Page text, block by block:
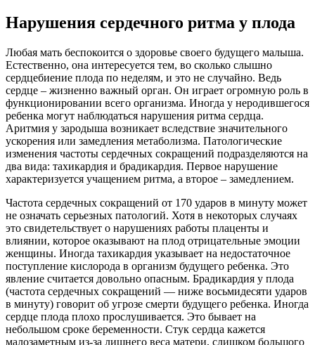
Нарушения сердечного ритма у плода
Любая мать беспокоится о здоровье своего будущего малыша.
Естественно, она интересуется тем, во сколько слышно
сердцебиение плода по неделям, и это не случайно. Ведь
сердце – жизненно важный орган. Он играет огромную роль в
функционировании всего организма. Иногда у неродившегося
ребенка могут наблюдаться нарушения ритма сердца.
Аритмия у зародыша возникает вследствие значительного
ускорения или замедления метаболизма. Патологические
изменения частоты сердечных сокращений подразделяются на
два вида: тахикардия и брадикардия. Первое нарушение
характеризуется учащением ритма, а второе – замедлением.
Частота сердечных сокращений от 170 ударов в минуту может
не означать серьезных патологий. Хотя в некоторых случаях
это свидетельствует о нарушениях работы плаценты и
влиянии, которое оказывают на плод отрицательные эмоции
женщины. Иногда тахикардия указывает на недостаточное
поступление кислорода в организм будущего ребенка. Это
явление считается довольно опасным. Брадикардия у плода
(частота сердечных сокращений — ниже восьмидесяти ударов
в минуту) говорит об угрозе смерти будущего ребенка. Иногда
сердце плода плохо прослушивается. Это бывает на
небольшом сроке беременности. Стук сердца кажется
малозаметным из-за лишнего веса матери, слишком большого